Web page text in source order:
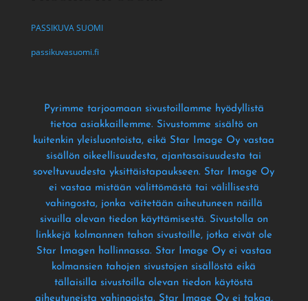
PASSIKUVA SUOMI
passikuvasuomi.fi
Pyrimme tarjoamaan sivustoillamme hyödyllistä
tietoa asiakkaillemme. Sivustomme sisältö on
kuitenkin yleisluontoista, eikä Star Image Oy vastaa
sisällön oikeellisuudesta, ajantasaisuudesta tai
soveltuvuudesta yksittäistapaukseen. Star Image Oy
ei vastaa mistään välittömästä tai välillisestä
vahingosta, jonka väitetään aiheutuneen näillä
sivuilla olevan tiedon käyttämisestä. Sivustolla on
linkkejä kolmannen tahon sivustoille, jotka eivät ole
Star Imagen hallinnassa. Star Image Oy ei vastaa
kolmansien tahojen sivustojen sisällöstä eikä
tällaisilla sivustoilla olevan tiedon käytöstä
aiheutuneista vahingoista. Star Image Oy ei takaa,